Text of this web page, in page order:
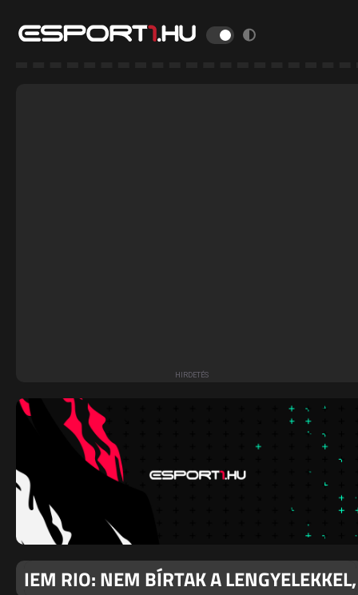
IEM RIO: NEM BÍRTAK A LENGYELEKKEL,